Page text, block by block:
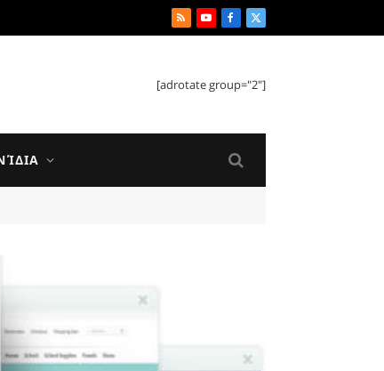
RSSYouTube
Facebook
X
[adrotate group="2"]